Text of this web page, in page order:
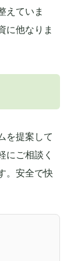
えていま
に他なりま
を提案して
にご相談く
。安全で快